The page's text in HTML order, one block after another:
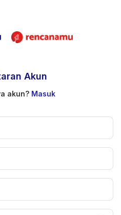
Akun
akun? Masuk